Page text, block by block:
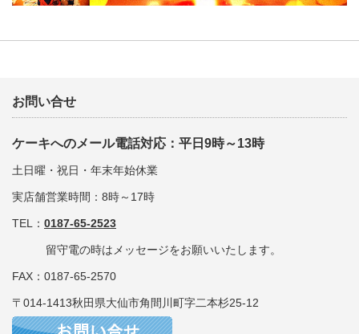
お問い合せ
ケーキへのメール電話対応：平日9時～13時
土日曜・祝日・年末年始休業
実店舗営業時間：8時～17時
TEL： 0187-65-2523
留守電の時はメッセージをお願いいたします。
FAX：0187-65-2570
〒014-1413秋田県大仙市角間川町字二本杉25-12